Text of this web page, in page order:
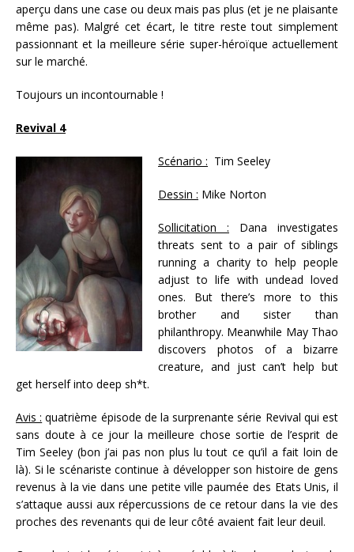
aperçu dans une case ou deux mais pas plus (et je ne plaisante
même pas). Malgré cet écart, le titre reste tout simplement
passionnant et la meilleure série super-héroïque actuellement
sur le marché.
Toujours un incontournable !
Revival 4
Scénario : Tim Seeley
Dessin : Mike Norton
Sollicitation : Dana investigates
threats sent to a pair of siblings
running a charity to help people
adjust to life with undead loved
ones. But there’s more to this
brother and sister than
philanthropy. Meanwhile May Thao
discovers photos of a bizarre
creature, and just can’t help but
get herself into deep sh*t.
Avis : quatrième épisode de la surprenante série Revival qui est
sans doute à ce jour la meilleure chose sortie de l’esprit de
Tim Seeley (bon j’ai pas non plus lu tout ce qu’il a fait loin de
là). Si le scénariste continue à développer son histoire de gens
revenus à la vie dans une petite ville paumée des Etats Unis, il
s’attaque aussi aux répercussions de ce retour dans la vie des
proches des revenants qui de leur côté avaient fait leur deuil.